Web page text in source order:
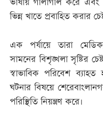
ভিন্ন খাতে প্রবাহিত করার
এক পর্যায়ে তারা
সামনের বিশৃঙ্খলা সৃষ্টির
স্বাভাবিক পরিবেশ
ঘটনার বিষয়ে
পরিস্থিতি নিয়ন্ত্রণ করে।